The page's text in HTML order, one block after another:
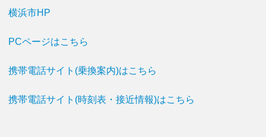
横浜市HP
PCページはこちら
携帯電話サイト(乗換案内)はこちら
携帯電話サイト(時刻表・接近情報)はこちら